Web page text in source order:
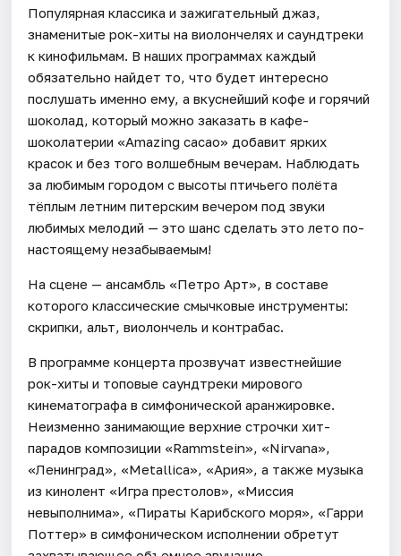
Популярная классика и зажигательный джаз,
знаменитые рок-хиты на виолончелях и саундтреки
к кинофильмам. В наших программах каждый
обязательно найдет то, что будет интересно
послушать именно ему, а вкуснейший кофе и горячий
шоколад, который можно заказать в кафе-
шоколатерии «Amazing cacao» добавит ярких
красок и без того волшебным вечерам. Наблюдать
за любимым городом с высоты птичьего полёта
тёплым летним питерским вечером под звуки
любимых мелодий — это шанс сделать это лето по-
настоящему незабываемым!
На сцене — ансамбль «Петро Арт», в составе
которого классические смычковые инструменты:
скрипки, альт, виолончель и контрабас.
В программе концерта прозвучат известнейшие
рок-хиты и топовые саундтреки мирового
кинематографа в симфонической аранжировке.
Неизменно занимающие верхние строчки хит-
парадов композиции «Rammstein», «Nirvana»,
«Ленинград», «Metallica», «Ария», а также музыка
из кинолент «Игра престолов», «Миссия
невыполнима», «Пираты Карибского моря», «Гарри
Поттер» в симфоническом исполнении обретут